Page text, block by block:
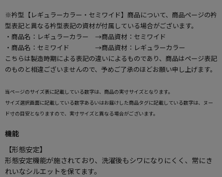
※衿型【レギュラーカラー・セミワイド】商品について、商品ページの衿
型表記と異なる衿型表記の資材が付属している場合がございます。
・商品名：レギュラーカラー →商品資材：セミワイド
・商品名：セミワイド →商品資材：レギュラーカラー
こちらは製造時期による表記の違いによるものであり、商品はページ表記
のものと相違ございませんので、予めご了承のほどお願い申し上げます。
当ページのサイズ表に記載している数字は、商品の実寸サイズとなります。
サイズ選択画面に記載している数字あるいはお届けした商品タグに記載している数字は、ヌー
ド寸の目安となりますので、実寸サイズと異なる場合がございます。
機能
【形態安定】
形態安定機能が施されており、洗濯後もシワになりにくく、常にき
れいなシルエットを保てます。